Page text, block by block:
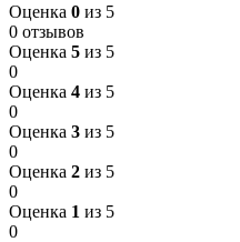
Оценка 0 из 5
0 отзывов
Оценка 5 из 5
0
Оценка 4 из 5
0
Оценка 3 из 5
0
Оценка 2 из 5
0
Оценка 1 из 5
0